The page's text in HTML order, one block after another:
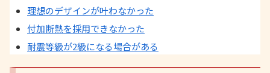
理想のデザインが叶わなかった
付加断熱を採用できなかった
耐震等級が2級になる場合がある